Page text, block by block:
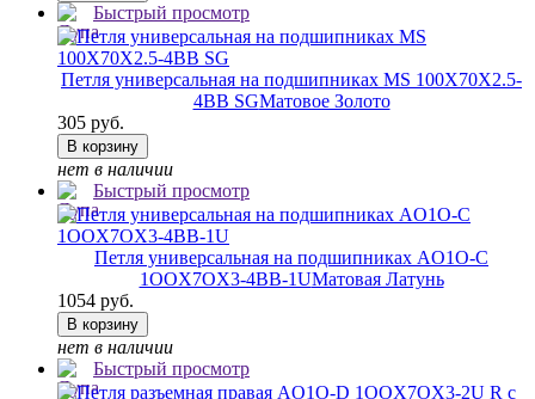
Быстрый просмотр
Петля универсальная на подшипниках MS 100X70X2.5-
4BB SGМатовое Золото
305 руб.
В корзину
нет в наличии
Быстрый просмотр
Петля универсальная на подшипниках AO1O-C
1OOX7OX3-4BB-1UМатовая Латунь
1054 руб.
В корзину
нет в наличии
Быстрый просмотр